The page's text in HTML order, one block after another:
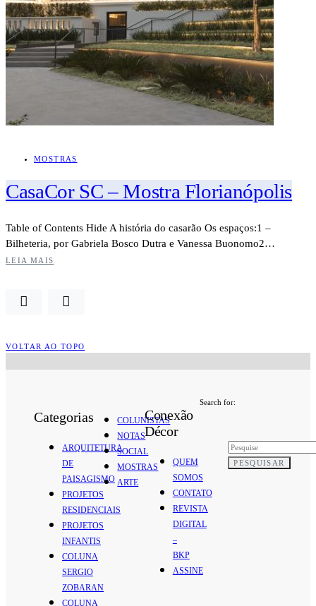
MOSTRAS
CasaCor SC – Mostra Florianópolis
Table of Contents Hide A história do casarão Os espaços:1 –
Bilheteria, por Gabriela Bosco Dutra e Vanessa Buonomo2…
LEIA MAIS
VOLTAR AO TOPO
Categorias
ARQUITETURA
DE
PAISAGISMO
PROJETOS
RESIDENCIAIS
PROJETOS
INFANTIS
COLUNA
SERGIO
ZOBARAN
COLUNA
COLUNISTAS
NOTAS
SOCIAL
MOSTRAS
ARTE
Conexão
Décor
QUEM
SOMOS
CONTATO
REVISTA
DIGITAL
–
BKP
ASSINE
Search for:
PESQUISAR